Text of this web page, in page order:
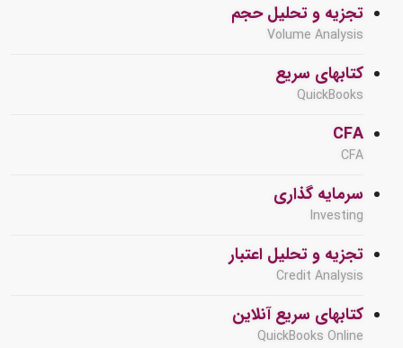
تجزیه و تحلیل حجم
Volume Analysis
کتابهای سریع
QuickBooks
CFA
CFA
سرمایه گذاری
Investing
تجزیه و تحلیل اعتبار
Credit Analysis
کتابهای سریع آنلاین
QuickBooks Online